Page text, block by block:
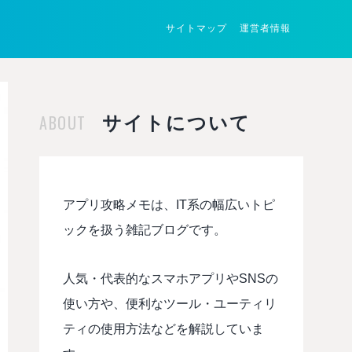
サイトマップ 運営者情報
ABOUT サイトについて
アプリ攻略メモは、IT系の幅広いトピ
ックを扱う雑記ブログです。
人気・代表的なスマホアプリやSNSの
使い方や、便利なツール・ユーティリ
ティの使用方法などを解説していま